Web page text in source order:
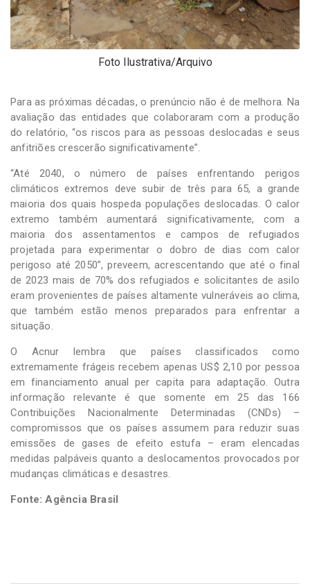
Foto Ilustrativa/Arquivo
Para as próximas décadas, o prenúncio não é de melhora. Na
avaliação das entidades que colaboraram com a produção
do relatório, “os riscos para as pessoas deslocadas e seus
anfitriões crescerão significativamente”.
“Até 2040, o número de países enfrentando perigos
climáticos extremos deve subir de três para 65, a grande
maioria dos quais hospeda populações deslocadas. O calor
extremo também aumentará significativamente, com a
maioria dos assentamentos e campos de refugiados
projetada para experimentar o dobro de dias com calor
perigoso até 2050”, preveem, acrescentando que até o final
de 2023 mais de 70% dos refugiados e solicitantes de asilo
eram provenientes de países altamente vulneráveis ao clima,
que também estão menos preparados para enfrentar a
situação.
O Acnur lembra que países classificados como
extremamente frágeis recebem apenas US$ 2,10 por pessoa
em financiamento anual per capita para adaptação. Outra
informação relevante é que somente em 25 das 166
Contribuições Nacionalmente Determinadas (CNDs) –
compromissos que os países assumem para reduzir suas
emissões de gases de efeito estufa – eram elencadas
medidas palpáveis quanto a deslocamentos provocados por
mudanças climáticas e desastres.
Fonte: Agência Brasil